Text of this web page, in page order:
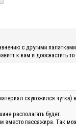
с другими
к вам и дооснастить
скукожился чутка)
располагать будет.
пассажира. Так